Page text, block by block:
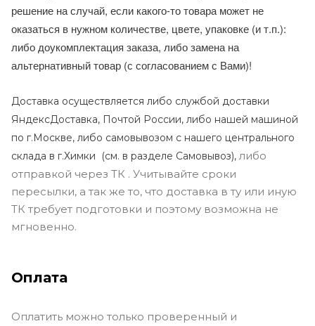
решение на случай, если какого-то товара может не
оказаться в нужном количестве, цвете, упаковке (и т.п.):
либо доукомплектация заказа, либо замена на
альтернативный товар (с согласованием с Вами)!
Доставка осуществляется либо службой доставки
ЯндексДоставка, Почтой России, либо нашей машиной
по г.Москве, либо самовывозом с нашего центрального
склада в г.Химки (см. в разделе Самовывоз), либо
отправкой через ТК . Учитывайте сроки
пересылки, а так же то, что доставка в ту или иную
ТК требует подготовки и поэтому возможна не
мгновенно.
Оплата
Оплатить можно только проверенный и